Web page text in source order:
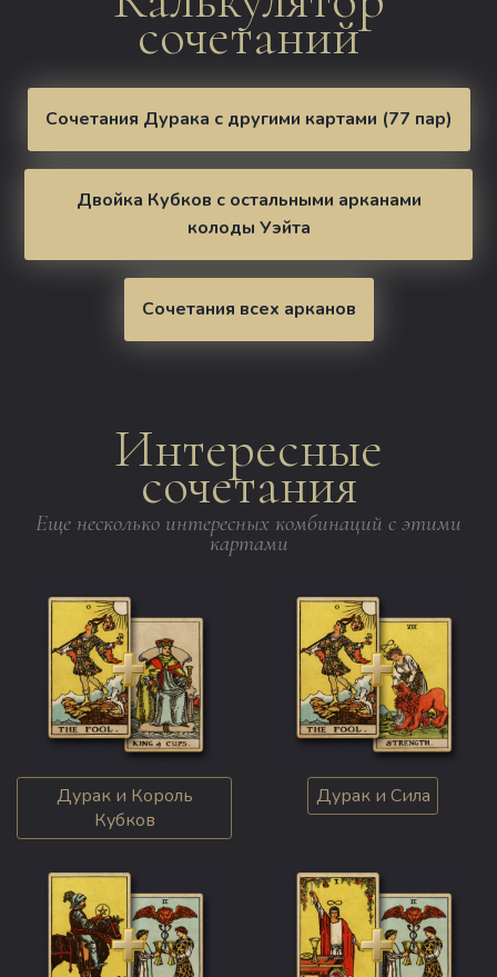
сочетаний
Сочетания Дурака с другими картами (77 пар)
Двойка Кубков с остальными арканами
колоды Уэйта
Сочетания всех арканов
Интересные
сочетания
Еще несколько интересных комбинаций с этими
картами
Дурак и Король
Кубков
Дурак и Сила